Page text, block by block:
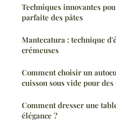
Techniques innovantes
parfaite des pâtes
Mantecatura : technique
crémeuses
Comment choisir un
cuisson sous vide pour
Comment dresser une
élégance ?